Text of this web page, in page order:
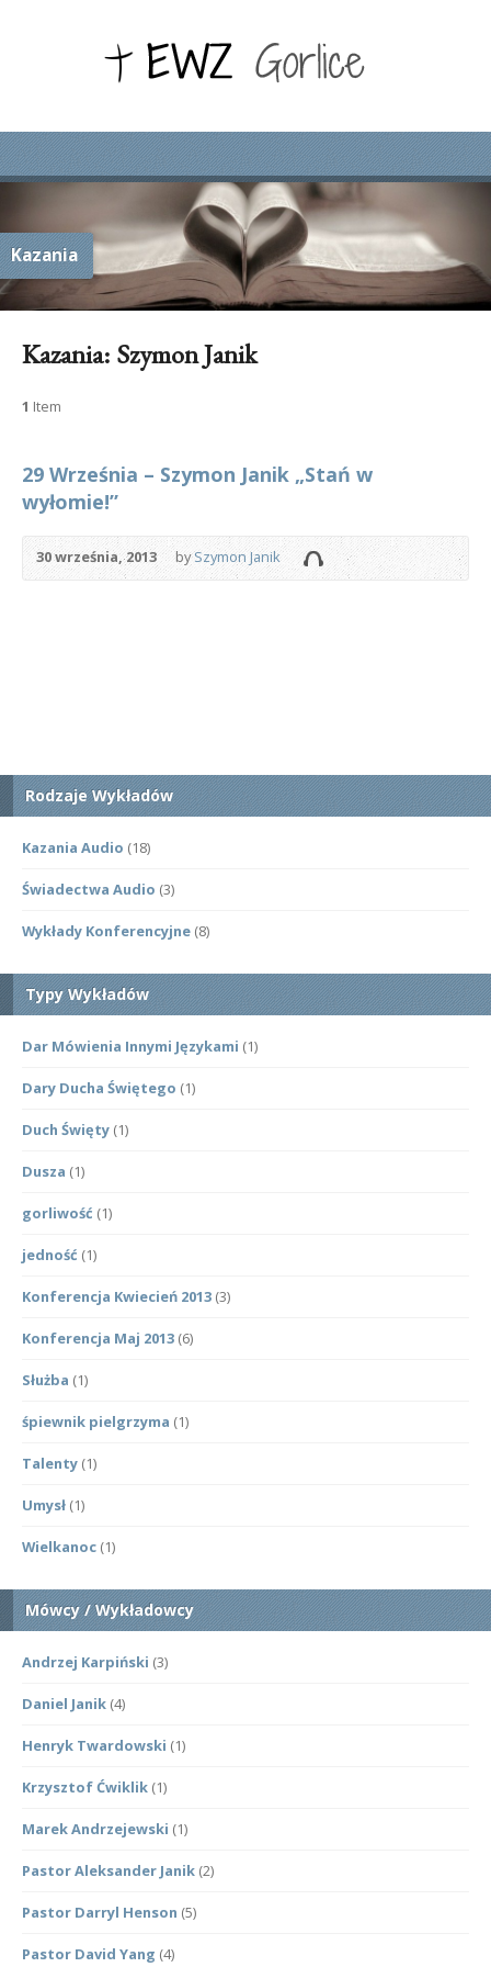
Kazania
Kazania: Szymon Janik
1 Item
29 Września – Szymon Janik „Stań w
wyłomie!”
30 września, 2013 bySzymon Janik
Rodzaje Wykładów
Kazania Audio (18)
Świadectwa Audio (3)
Wykłady Konferencyjne (8)
Typy Wykładów
Dar Mówienia Innymi Językami (1)
Dary Ducha Świętego (1)
Duch Święty (1)
Dusza (1)
gorliwość (1)
jedność (1)
Konferencja Kwiecień 2013 (3)
Konferencja Maj 2013 (6)
Służba (1)
śpiewnik pielgrzyma (1)
Talenty (1)
Umysł (1)
Wielkanoc (1)
Mówcy / Wykładowcy
Andrzej Karpiński (3)
Daniel Janik (4)
Henryk Twardowski (1)
Krzysztof Ćwiklik (1)
Marek Andrzejewski (1)
Pastor Aleksander Janik (2)
Pastor Darryl Henson (5)
Pastor David Yang (4)